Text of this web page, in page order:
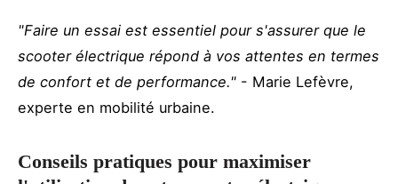
"Faire un essai est essentiel pour s'assurer que le
scooter électrique répond à vos attentes en termes
de confort et de performance." - Marie Lefèvre,
experte en mobilité urbaine.
Conseils pratiques pour maximiser